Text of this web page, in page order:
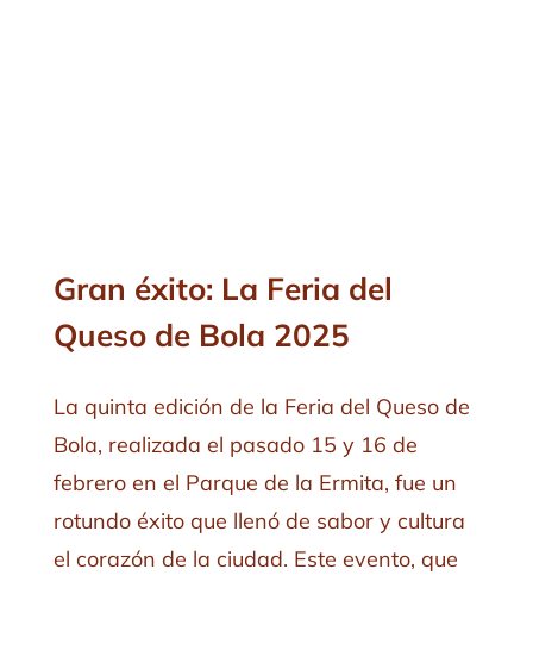
Gran éxito: La Feria del
Queso de Bola 2025
La quinta edición de la Feria del Queso de
Bola, realizada el pasado 15 y 16 de
febrero en el Parque de la Ermita, fue un
rotundo éxito que llenó de sabor y cultura
el corazón de la ciudad. Este evento, que